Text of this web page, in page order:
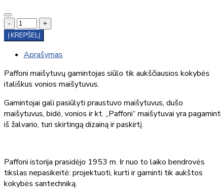
-
+
Į KREPŠELĮ
Aprašymas
Paffoni maišytuvų gamintojas siūlo tik aukščiausios kokybės
itališkus vonios maišytuvus.
Gamintojai gali pasiūlyti praustuvo maišytuvus, dušo
maišytuvus, bidė, vonios ir kt. „Paffoni“ maišytuvai yra
iš žalvario, turi skirtingą dizainą ir paskirtį.
Paffoni istorija prasidėjo 1953 m. Ir nuo to laiko bendrovės
tikslas nepasikeitė: projektuoti, kurti ir gaminti tik aukštos
kokybės santechniką.